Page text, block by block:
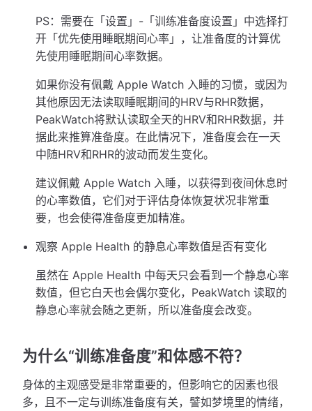
PS：需要在「设置」-「训练准备度设置」中选择打
开「优先使用睡眠期间心率」，让准备度的计算优
先使用睡眠期间心率数据。
如果你没有佩戴 Apple Watch 入睡的习惯，或因为
其他原因无法读取睡眠期间的HRV与RHR数据，
PeakWatch将默认读取全天的HRV和RHR数据，并
据此来推算准备度。在此情况下，准备度会在一天
中随HRV和RHR的波动而发生变化。
建议佩戴 Apple Watch 入睡，以获得到夜间休息时
的心率数值，它们对于评估身体恢复状况非常重
要，也会使得准备度更加精准。
观察 Apple Health 的静息心率数值是否有变化
虽然在 Apple Health 中每天只会看到一个静息心率
数值，但它白天也会偶尔变化，PeakWatch 读取的
静息心率就会随之更新，所以准备度会改变。
为什么“训练准备度”和体感不符？
身体的主观感受是非常重要的，但影响它的因素也很
多，且不一定与训练准备度有关，譬如梦境里的情绪，